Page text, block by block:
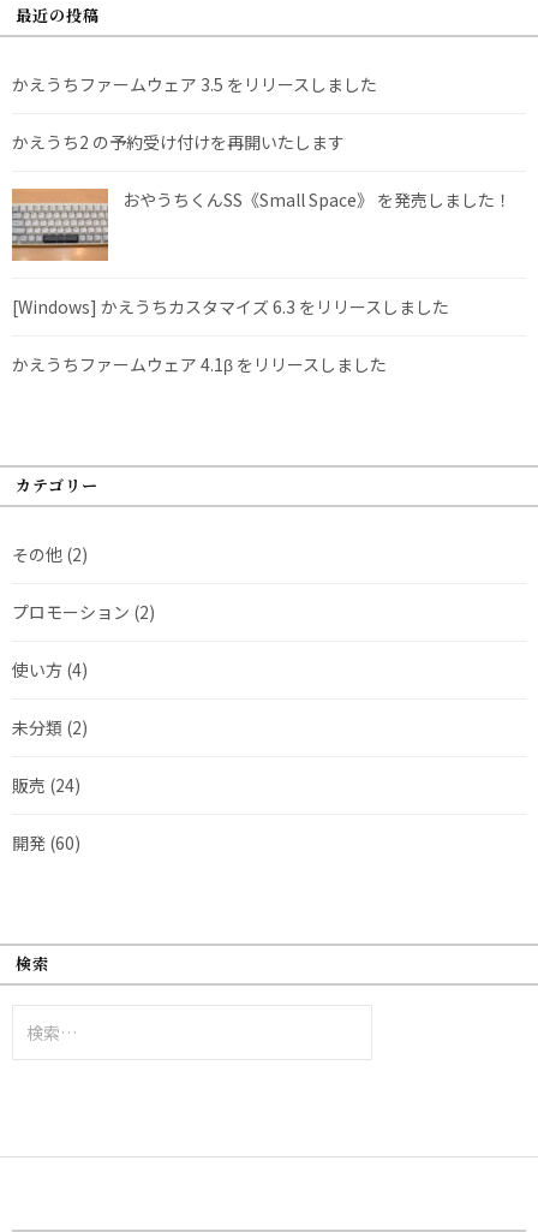
最近の投稿
かえうちファームウェア 3.5 をリリースしました
かえうち2 の予約受け付けを再開いたします
おやうちくんSS《Small Space》 を発売しました！
[Windows] かえうちカスタマイズ 6.3 をリリースしました
かえうちファームウェア 4.1β をリリースしました
カテゴリー
その他 (2)
プロモーション (2)
使い方 (4)
未分類 (2)
販売 (24)
開発 (60)
検索
索: